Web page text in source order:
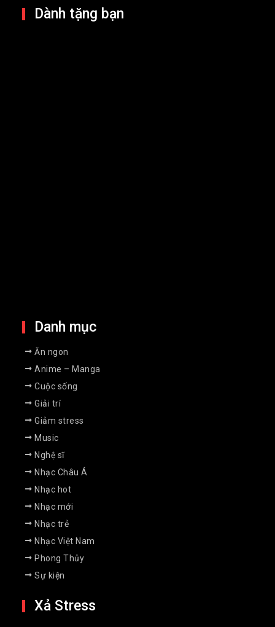
Dành tặng bạn
Danh mục
Ăn ngon
Anime – Manga
Cuộc sống
Giải trí
Giảm stress
Music
Nghệ sĩ
Nhạc Châu Á
Nhạc hot
Nhạc mới
Nhạc trẻ
Nhạc Việt Nam
Phong Thủy
Sự kiện
Xả Stress